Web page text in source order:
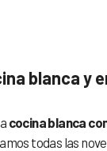
blanca y
cocina blanca
todas las